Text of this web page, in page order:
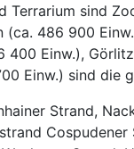
Terrarium sind
(ca. 486 900
400 Einw.),
Einw.) sind die
Strand,